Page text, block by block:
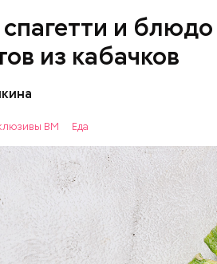
и
из кабачков
ВМ Еда
РЕЦЕПТЫ